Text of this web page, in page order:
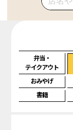
弁当・
テイクアウト
おみやげ
書籍